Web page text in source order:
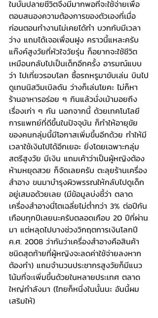
ในบั้นปลายชีวิตจึงมีมากพอที่จะใช้จ่ายเพื่อ
ตอบสนองความต้องการของตัวเองที่เมื่อ
ก่อนตอนทำงานไม่เคยได้ทำ บวกกับมีเวลา
ว่าง แถมได้เจอเพื่อนฝูง คราวนี้แหละครับ
แก๊งค์สูงวัยที่หัวใจวัยรุ่น ก็อยากจะใช้ชีวิต
เหมือนกลับไปเป็นเด็กอีกครั้ง อารมณ์แบบ
ว่า ไปเที่ยวรอบโลก ซื้อรถหรูมาขับเล่น บินไป
ดูเทนนิสวิมเบิลดัน ว่างก็เล่นโยคะ ไม่ก็หา
ร้านอาหารอร่อย ๆ กินแล้วนั่งเม้ามอยถึง
เรื่องเก่า ๆ กัน นอกจากนี้ ด้วยเทคโนโลยี
การแพทย์ที่ดีขึ้นในปัจจุบัน ก็ทำให้อายุขัย
ของคนกลุ่มนี้มีโอกาสเพิ่มขึ้นอีกด้วย ทำให้มี
เวลาใช้เงินไปได้อีกเยอะ ยิ่งโดยเฉพาะกลุ่ม
สตรีสูงวัย มีเงิน แถมเค้าว่าเป็นผู้หญิงต้อง
ห้ามหยุดสวย ก็จัดเลยครับ ตะลุยร้านเครื่อง
สำอาง ขนมาบำรุงผิวพรรณให้กลับไปดูเด็ก
อยู่เสมอด้วยเลย (มีข้อมูลบ่งชี้ว่า ตลาด
เครื่องสำอางนี่โตเฉลี่ยไม่ต่ำกว่า 3% ต่อปีกัน
เกือบทุกปีเลยนะครับตลอดเกือบ 20 ปีที่ผ่าน
มา แต่หลุดไปบางช่วงวิกฤตการเงินโลกปี
ค.ศ. 2008 ว่ากันว่าเครื่องสำอางคือสินค้า
ชนิดสุดท้ายที่ผู้หญิงจะลดค่าใช้จ่ายลงหาก
ต้องทำ) แถมจำนวนประชากรสูงวัยก็มีแนว
โน้มที่จะเพิ่มขึ้นด้วยในหลายประเทศ ตลาด
ใหญ่กำลังมา (ไทยก็หนึ่งในนั้นนะ อันนี้ผม
เสริมให้)